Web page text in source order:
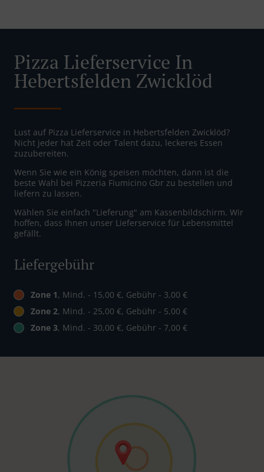
Pizza Lieferservice In
Hebertsfelden Zwicklöd
Lust auf Pizza Lieferservice in Hebertsfelden Zwicklöd?
Nicht jeder hat Zeit oder Talent dazu, leckeres Essen
zuzubereiten.
Wenn Sie wie ein König speisen möchten, dann ist die
beste Wahl bei Pizzeria Fiumicino Gbr zu bestellen und
liefern zu lassen.
Wählen Sie einfach "Lieferung" am Kassenbildschirm. Wir
hoffen, dass Ihnen unser Lieferservice für Lebensmittel
gefällt.
Liefergebühr
Zone 1, Mind. - 15,00 €, Gebühr - 3,00 €
Zone 2, Mind. - 25,00 €, Gebühr - 5,00 €
Zone 3, Mind. - 30,00 €, Gebühr - 7,00 €